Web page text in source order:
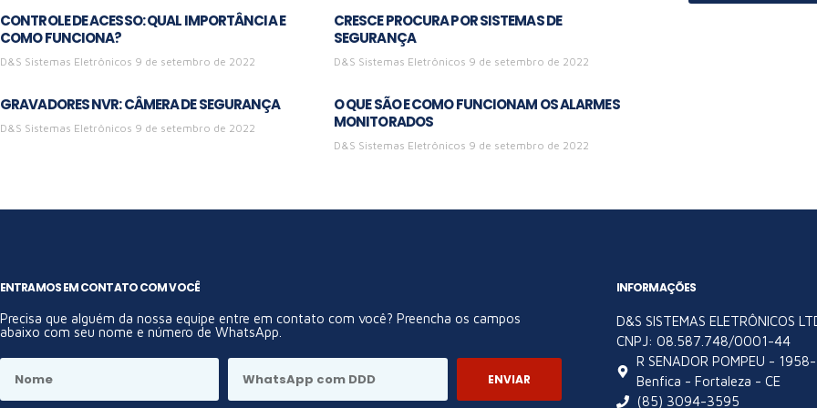
CONTROLE DE ACESSO: QUAL IMPORTÂNCIA E
COMO FUNCIONA?
D&S Sistemas Eletrônicos 9 de setembro de 2022
CRESCE PROCURA POR SISTEMAS DE
SEGURANÇA
D&S Sistemas Eletrônicos 9 de setembro de 2022
GRAVADORES NVR: CÂMERA DE SEGURANÇA
D&S Sistemas Eletrônicos 9 de setembro de 2022
O QUE SÃO E COMO FUNCIONAM OS ALARMES
MONITORADOS
D&S Sistemas Eletrônicos 9 de setembro de 2022
ENTRAMOS EM CONTATO COM VOCÊ
Precisa que alguém da nossa equipe entre em contato com você? Preencha os campos
abaixo com seu nome e número de WhatsApp.
ENVIAR
INFORMAÇÕES
D&S SISTEMAS ELETRÔNICOS
CNPJ: 08.587.748/0001-44
R SENADOR POMPEU -
Benfica - Fortaleza - CE
(85) 3094-3595